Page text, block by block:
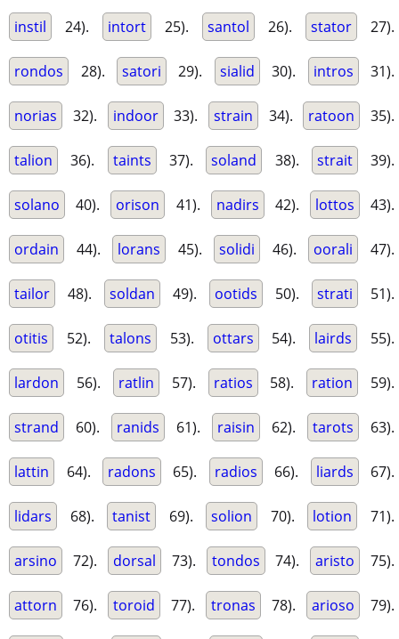
instil 24). intort 25). santol 26). stator 27).
rondos 28). satori 29). sialid 30). intros 31).
norias 32). indoor 33). strain 34). ratoon 35).
talion 36). taints 37). soland 38). strait 39).
solano 40). orison 41). nadirs 42). lottos 43).
ordain 44). lorans 45). solidi 46). oorali 47).
tailor 48). soldan 49). ootids 50). strati 51).
otitis 52). talons 53). ottars 54). lairds 55).
lardon 56). ratlin 57). ratios 58). ration 59).
strand 60). ranids 61). raisin 62). tarots 63).
lattin 64). radons 65). radios 66). liards 67).
lidars 68). tanist 69). solion 70). lotion 71).
arsino 72). dorsal 73). tondos 74). aristo 75).
attorn 76). toroid 77). tronas 78). arioso 79).